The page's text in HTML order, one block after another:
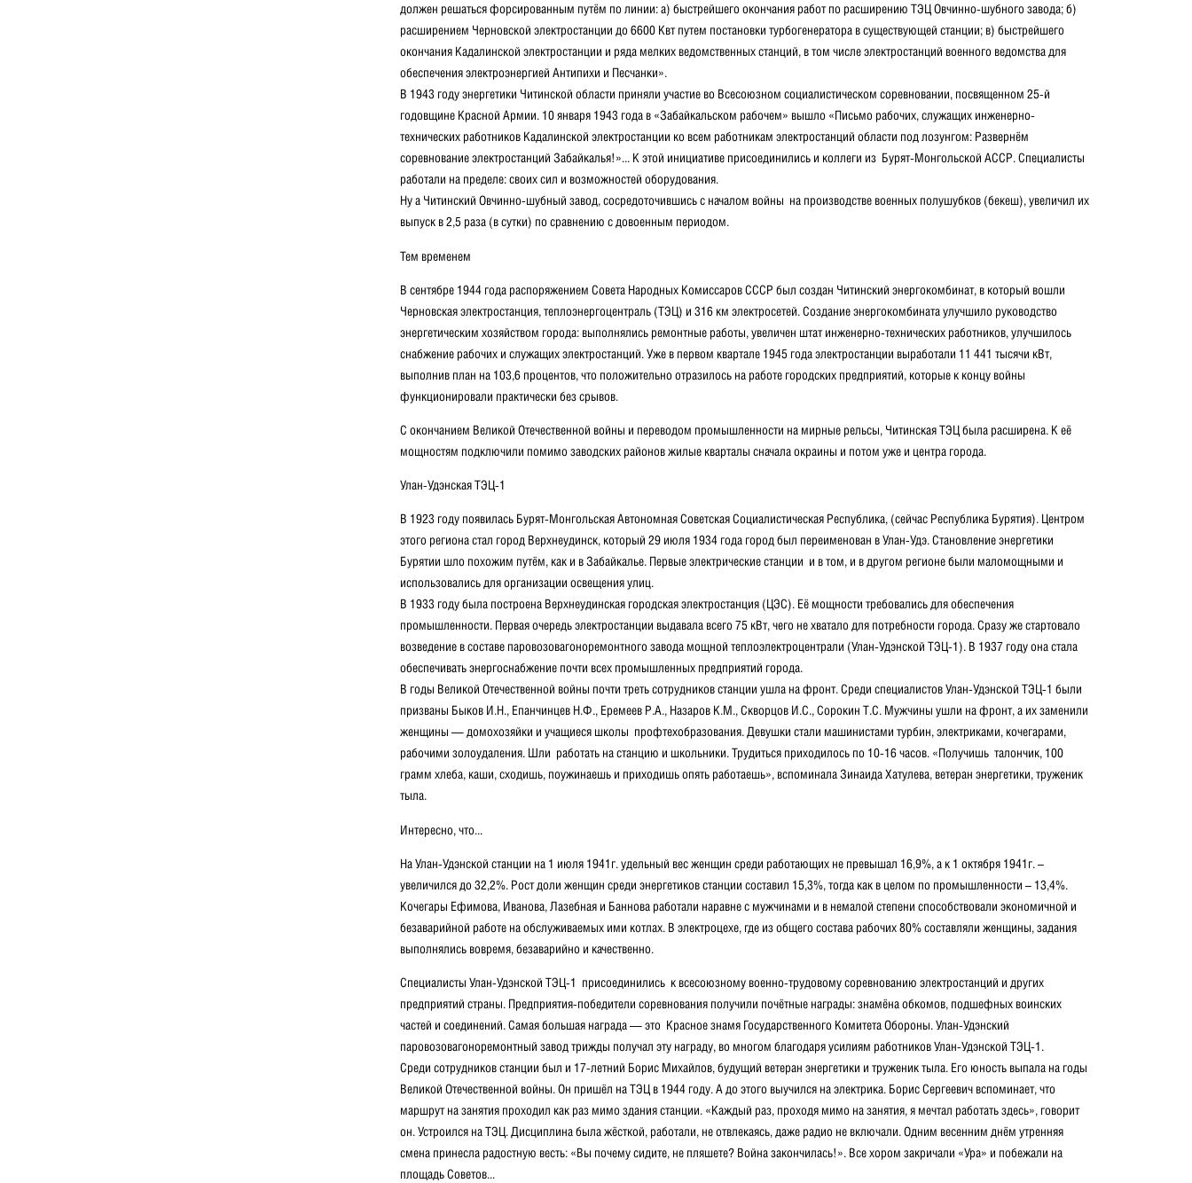
должен решаться форсированным путём по линии: а) быстрейшего окончания работ по расширению ТЭЦ Овчинно-шубного завода; б)
расширением Черновской электростанции до 6600 Квт путем постановки турбогенератора в существующей станции; в) быстрейшего
окончания Кадалинской электростанции и ряда мелких ведомственных станций, в том числе электростанций военного ведомства для
обеспечения электроэнергией Антипихи и Песчанки».
В 1943 году энергетики Читинской области приняли участие во Всесоюзном социалистическом соревновании, посвященном 25-й
годовщине Красной Армии. 10 января 1943 года в «Забайкальском рабочем» вышло «Письмо рабочих, служащих инженерно-
технических работников Кадалинской электростанции ко всем работникам электростанций области под лозунгом: Развернём
соревнование электростанций Забайкалья!»... К этой инициативе присоединились и коллеги из Бурят-Монгольской АССР. Специалисты
работали на пределе: своих сил и возможностей оборудования.
Ну а Читинский Овчинно-шубный завод, сосредоточившись с началом войны на производстве военных полушубков (бекеш), увеличил их
выпуск в 2,5 раза (в сутки) по сравнению с довоенным периодом.
Тем временем
В сентябре 1944 года распоряжением Совета Народных Комиссаров СССР был создан Читинский энергокомбинат, в который вошли
Черновская электростанция, теплоэнергоцентраль (ТЭЦ) и 316 км электросетей. Создание энергокомбината улучшило руководство
энергетическим хозяйством города: выполнялись ремонтные работы, увеличен штат инженерно-технических работников, улучшилось
снабжение рабочих и служащих электростанций. Уже в первом квартале 1945 года электростанции выработали 11 441 тысячи кВт,
выполнив план на 103,6 процентов, что положительно отразилось на работе городских предприятий, которые к концу войны
функционировали практически без срывов.
С окончанием Великой Отечественной войны и переводом промышленности на мирные рельсы, Читинская ТЭЦ была расширена. К её
мощностям подключили помимо заводских районов жилые кварталы сначала окраины и потом уже и центра города.
Улан-Удэнская ТЭЦ-1
B 1923 году появилась Бурят-Монгольская Автономная Советская Социалистическая Республика, (сейчас Республика Бурятия). Центром
этого региона стал город Верхнеудинск, который 29 июля 1934 года город был переименован в Улан-Удэ. Становление энергетики
Бурятии шло похожим путём, как и в Забайкалье. Первые электрические станции и в том, и в другом регионе были маломощными и
использовались для организации освещения улиц.
В 1933 году была построена Верхнеудинская городская электростанция (ЦЭС). Её мощности требовались для обеспечения
промышленности. Первая очередь электростанции выдавала всего 75 кВт, чего не хватало для потребности города. Сразу же стартовало
возведение в составе паровозовагоноремонтного завода мощной теплоэлектроцентрали (Улан-Удэнской ТЭЦ-1). В 1937 году она стала
обеспечивать энергоснабжение почти всех промышленных предприятий города.
В годы Великой Отечественной войны почти треть сотрудников станции ушла на фронт. Среди специалистов Улан-Удэнской ТЭЦ-1 были
призваны Быков И.Н., Епанчинцев Н.Ф., Еремеев Р.А., Назаров К.М., Скворцов И.С., Сорокин Т.С. Мужчины ушли на фронт, а их заменили
женщины — домохозяйки и учащиеся школы профтехобразования. Девушки стали машинистами турбин, электриками, кочегарами,
рабочими золоудаления. Шли работать на станцию и школьники. Трудиться приходилось по 10-16 часов. «Получишь талончик, 100
гpaмм xлeба, каши, сходишь, поужинаешь и приходишь опять работаешь», вспоминала Зинаида Xaтyлeвa, ветеран энергетики, труженик
тыла.
Интересно, что...
На Улан-Удэнской станции на 1 июля 1941г. удельный вес женщин среди работающих не превышал 16,9%, а к 1 октября 1941г. –
увеличился до 32,2%. Рост доли женщин среди энергетиков станции составил 15,3%, тогда как в целом по промышленности – 13,4%.
Кочегары Ефимова, Иванова, Лазебная и Баннова работали наравне с мужчинами и в немалой степени способствовали экономичной и
безаварийной работе на обслуживаемых ими котлах. В электроцехе, где из общего состава рабочих 80% составляли женщины, задания
выполнялись вовремя, безаварийно и качественно.
Специалисты Улан-Удэнской ТЭЦ-1 присоединились к всесоюзному военно-трудовому соревнованию электростанций и других
предприятий страны. Предприятия-победители соревнования получили почётные награды: знамёна обкомов, подшефных воинских
частей и соединений. Самая большая награда — это Красное знамя Государственного Комитета Обороны. Улан-Удэнский
паровозовагоноремонтный завод трижды получал эту награду, во многом благодаря усилиям работников Улан-Удэнской ТЭЦ-1.
Среди сотрудников станции был и 17-летний Борис Михайлов, будущий ветеран энергетики и труженик тыла. Его юность выпала на годы
Великой Отечественной войны. Он пришёл на ТЭЦ в 1944 году. А до этого выучился на электрика. Борис Сергеевич вспоминает, что
маршрут на занятия проходил как раз мимо здания станции. «Каждый раз, проходя мимо на занятия, я мечтал работать здесь», говорит
он. Устроился на ТЭЦ. Дисциплина была жёсткой, работали, не отвлекаясь, даже радио не включали. Одним весенним днём утренняя
смена принесла радостную весть: «Вы почему сидите, не пляшете? Война закончилась!». Все хором закричали «Ура» и побежали на
площадь Советов...